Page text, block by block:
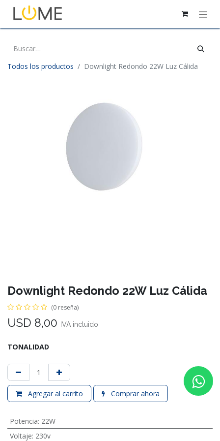
Todos los productos Downlight Redondo 22W Luz Cálida
Downlight Redondo 22W Luz Cálida
(0 reseña)
USD 8,00 IVA incluido
TONALIDAD
Agregar al carrito Comprar ahora
Potencia: 22W
Voltaje: 230v